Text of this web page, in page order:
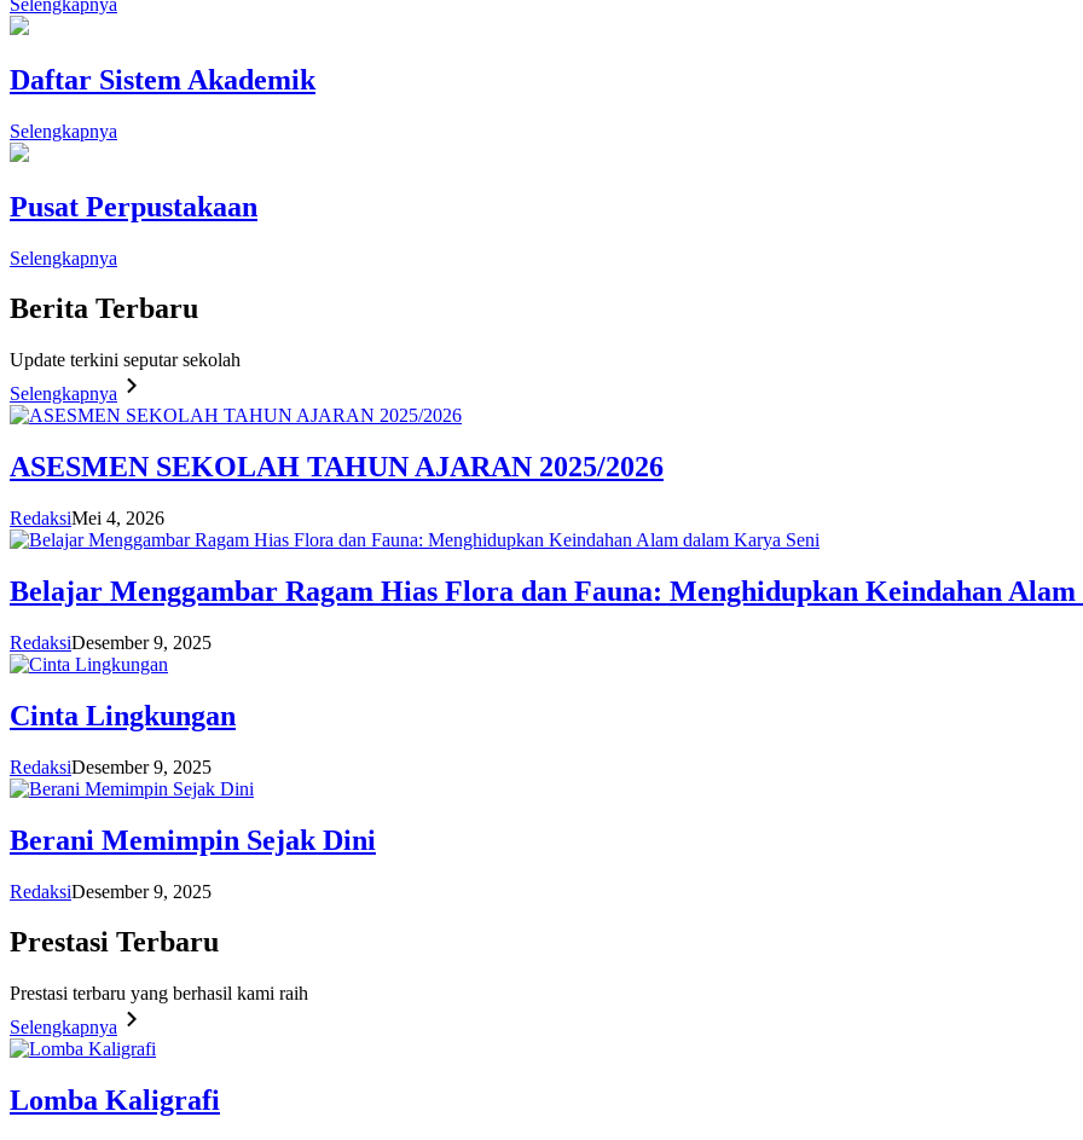
Daftar Sistem Akademik
Selengkapnya
Pusat Perpustakaan
Selengkapnya
Berita Terbaru
Update terkini seputar sekolah
Selengkapnya
ASESMEN SEKOLAH TAHUN AJARAN 2025/2026
RedaksiMei 4, 2026
Belajar Menggambar Ragam Hias Flora dan Fauna: Menghidupkan Keindahan
RedaksiDesember 9, 2025
Cinta Lingkungan
RedaksiDesember 9, 2025
Berani Memimpin Sejak Dini
RedaksiDesember 9, 2025
Prestasi Terbaru
Prestasi terbaru yang berhasil kami raih
Selengkapnya
Lomba Kaligrafi